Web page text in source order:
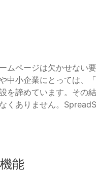
ムページは欠かせない
中小企業にとっては、
を諦めています。その
くありません。
能